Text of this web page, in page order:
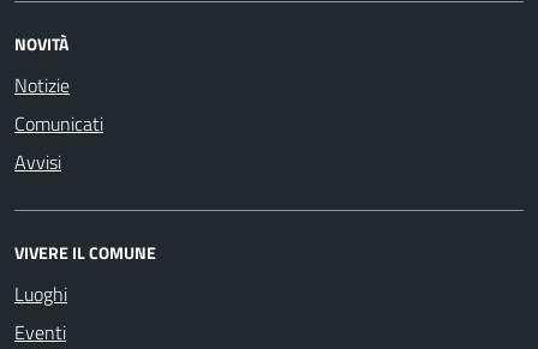
NOVITÀ
Notizie
Comunicati
Avvisi
VIVERE IL COMUNE
Luoghi
Eventi